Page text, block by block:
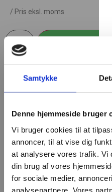
Samtykke
Denne hjemmeside bruger
Vi bruger cookies til at
annoncer, til at vise dig
at analysere vores trafik. Vi
din brug af vores
for sociale medier,
analysepartnere. Vores
/ Pris eksl. moms